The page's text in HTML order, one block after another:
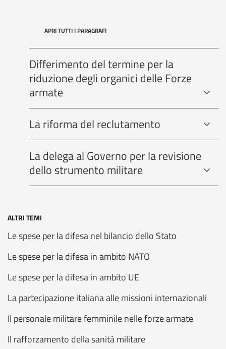
APRI TUTTI I PARAGRAFI
Differimento del termine per la
riduzione degli organici delle Forze
armate
La riforma del reclutamento
La delega al Governo per la revisione
dello strumento militare
ALTRI TEMI
Le spese per la difesa nel bilancio dello Stato
Le spese per la difesa in ambito NATO
Le spese per la difesa in ambito UE
La partecipazione italiana alle missioni internazionali
Il personale militare femminile nelle forze armate
Il rafforzamento della sanità militare